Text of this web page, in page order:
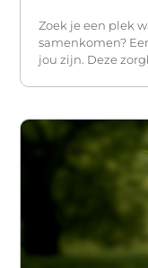
Zoek je een plek
samenkomen?
jou zijn. Deze